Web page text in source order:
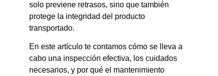
solo previene retrasos, sino que también
protege la integridad del producto
transportado.
En este artículo te contamos cómo se lleva a
cabo una inspección efectiva, los cuidados
necesarios, y por qué el mantenimiento